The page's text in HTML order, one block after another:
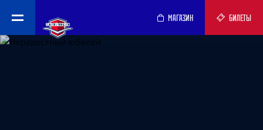
МАГАЗИН БИЛЕТЫ